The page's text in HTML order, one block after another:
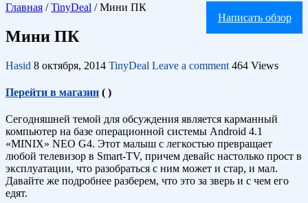
Написать обзор
Главная / TinyDeal / Мини ПК
Мини ПК
Hasid 8 октября, 2014 TinyDeal Leave a comment 464 Views
Перейти в магазин ( )
Сегодняшней темой для обсуждения является карманный
компьютер на базе операционной системы Android 4.1
«MINIX» NEO G4. Этот малыш с легкостью превращает
любой телевизор в Smart-TV, причем девайс настолько прост в
эксплуатации, что разобраться с ним может и стар, и мал.
Давайте же подробнее разберем, что это за зверь и с чем его
едят.